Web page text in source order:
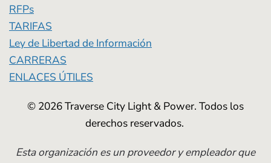
RFPs
TARIFAS
Ley de Libertad de Información
CARRERAS
ENLACES ÚTILES
© 2026 Traverse City Light & Power. Todos los
derechos reservados.
Esta organización es un proveedor y empleador que